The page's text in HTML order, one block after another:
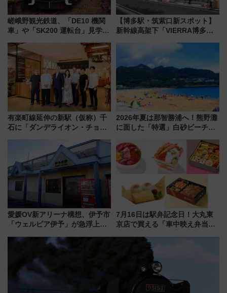
嵯峨野観光鉄道、「DE10 機関
車」や「SK200 運転台」見学ツ
トの一環で激レア体験できちゃ
うかも 参加方法やスケジュール
をご紹介
【博多駅・筑紫口新スポット】
新幹線高架下「VIERRA博多テ
など注目の全6店舗 「博多活憩
通り」も一新
有楽町線延伸の新駅（仮称）千
石に「ダンデライオン・チョコ
1億円出資で挑む新時代のまちづ
くりとは？
2026年夏は那智勝浦へ！熊野灘
に面した「特選」白砂ビーチは
会」は8月11日開催！
愛媛OV新アリーナ構想、伊予市
「ウェルピア伊予」が急浮上！
で探る鉄道アクセスの未来
7月16日は駅弁記念日！大丸東
京店で買える「車中映え弁当」